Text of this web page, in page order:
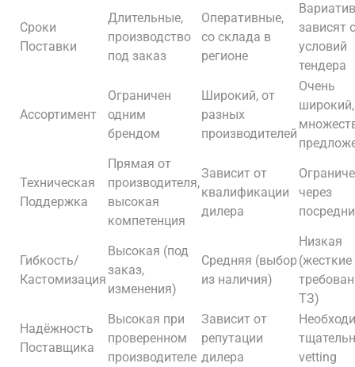
Сроки
Поставки
Длительные,
производство
под заказ
Оперативные,
со склада в
регионе
зависят
условий
тендера
Ассортимент
Ограничен
одним
брендом
Широкий, от
разных
производителей
Очень
широкий,
Техническая
Поддержка
Прямая от
производителя,
высокая
компетенция
Зависит от
квалификации
дилера
через
Гибкость/
Кастомизация
Высокая (под
заказ,
изменения)
Средняя (выбор
из наличия)
Низкая
(жесткие
ТЗ)
Надёжность
Поставщика
Высокая при
проверенном
производителе
Зависит от
репутации
дилера
vetting